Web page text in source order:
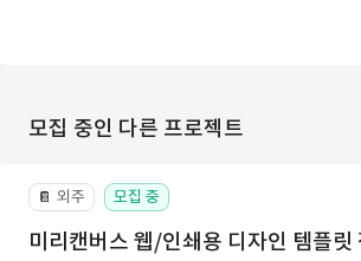
모집 중인 다른 프로젝트
📔 외주 모집 중
미리캔버스 웹/인쇄용 디자인 템플릿